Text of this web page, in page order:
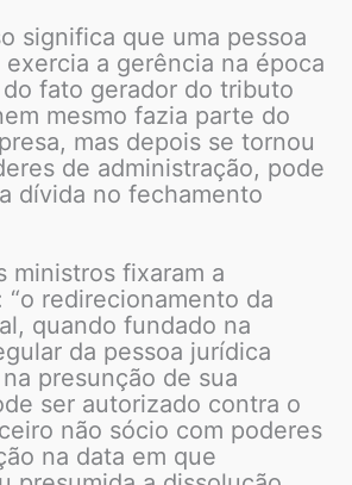
significa que uma pessoa
a gerência na época
fato gerador do tributo
mesmo fazia parte do
mas depois se tornou
de administração, pode
dívida no fechamento
ministros fixaram a
redirecionamento da
quando fundado na
da pessoa jurídica
presunção de sua
ser autorizado contra o
não sócio com poderes
na data em que